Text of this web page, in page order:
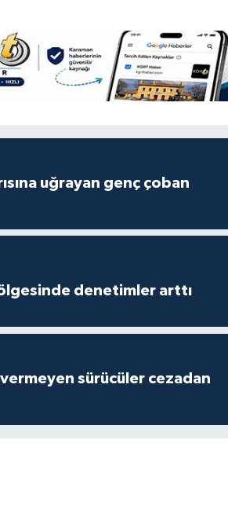
uğrayan genç çoban
denetimler arttı
sürücüler cezadan